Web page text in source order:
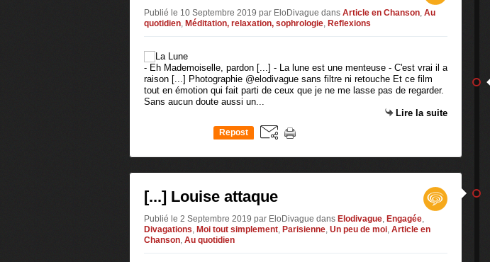
Publié le 10 Septembre 2019 par EloDivague dans Article en Chanson, Au
quotidien, Méditation, relaxation, sophrologie, Reflexions
- Eh Mademoiselle, pardon [...] - La lune est une menteuse - C'est vrai il a
raison [...] Photographie @elodivague sans filtre ni retouche Et ce film
tout en émotion qui fait parti de ceux que je ne me lasse pas de regarder.
Sans aucun doute aussi un...
Lire la suite
Repost
[...] Louise attaque
Publié le 2 Septembre 2019 par EloDivague dans Elodivague, Engagée,
Divagations, Moi tout simplement, Parisienne, Un peu de moi, Article en
Chanson, Au quotidien